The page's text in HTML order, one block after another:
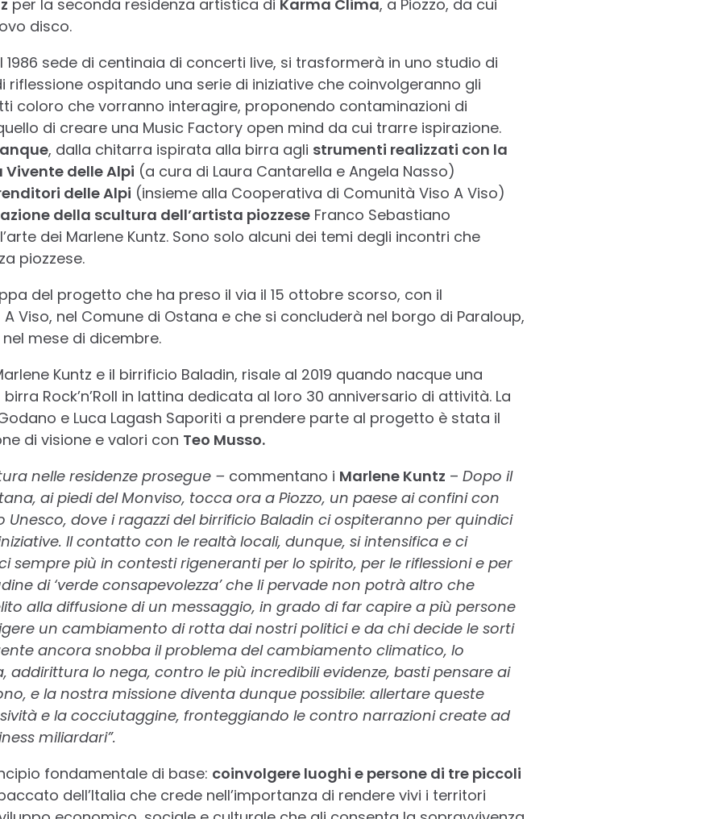
per la seconda residenza artistica di Karma Clima, a Piozzo, da cui
disco.
sede di centinaia di concerti live, si trasformerà in uno studio di
riflessione ospitando una serie di iniziative che coinvolgeranno gli
coloro che vorranno interagire, proponendo contaminazioni di
di creare una Music Factory open mind da cui trarre ispirazione.
, dalla chitarra ispirata alla birra agli strumenti realizzati con la
Vivente delle Alpi (a cura di Laura Cantarella e Angela Nasso)
delle Alpi (insieme alla Cooperativa di Comunità Viso A Viso)
della scultura dell’artista piozzeseFranco Sebastiano
dei Marlene Kuntz. Sono solo alcuni dei temi degli incontri che
piozzese.
del progetto che ha preso il via il 15 ottobre scorso, con il
Viso, nel Comune di Ostana e che si concluderà nel borgo di Paraloup,
mese di dicembre.
Kuntz e il birrificio Baladin, risale al 2019 quando nacque una
Rock’n’Roll in lattina dedicata al loro 30 anniversario di attività. La
e Luca Lagash Saporiti a prendere parte al progetto è stata il
di visione e valori con Teo Musso.
nelle residenze prosegue – commentano i Marlene Kuntz – Dopo il
ai piedi del Monviso, tocca ora a Piozzo, un paese ai confini con
Unesco, dove i ragazzi del birrificio Baladin ci ospiteranno per quindici
Il contatto con le realtà locali, dunque, si intensifica e ci
sempre più in contesti rigeneranti per lo spirito, per le riflessioni e per
di ‘verde consapevolezza’ che li pervade non potrà altro che
alla diffusione di un messaggio, in grado di far capire a più persone
un cambiamento di rotta dai nostri politici e da chi decide le sorti
ancora snobba il problema del cambiamento climatico, lo
addirittura lo nega, contro le più incredibili evidenze, basti pensare ai
e la nostra missione diventa dunque possibile: allertare queste
e la cocciutaggine, fronteggiando le contro narrazioni create ad
miliardari”.
fondamentale di base: coinvolgere luoghi e persone di tre piccoli
dell’Italia che crede nell’importanza di rendere vivi i territori